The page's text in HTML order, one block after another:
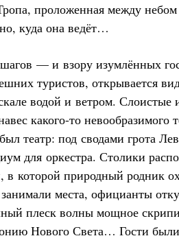
проложенная между небом
куда она ведёт…
— и взору изумлённых
туристов, открывается
водой и ветром. Слоистые
какого-то невообразимого
театр: под сводами грота
для оркестра. Столики
которой природный родник
места, официанты
плеск волны мощное
Нового Света… Гости были